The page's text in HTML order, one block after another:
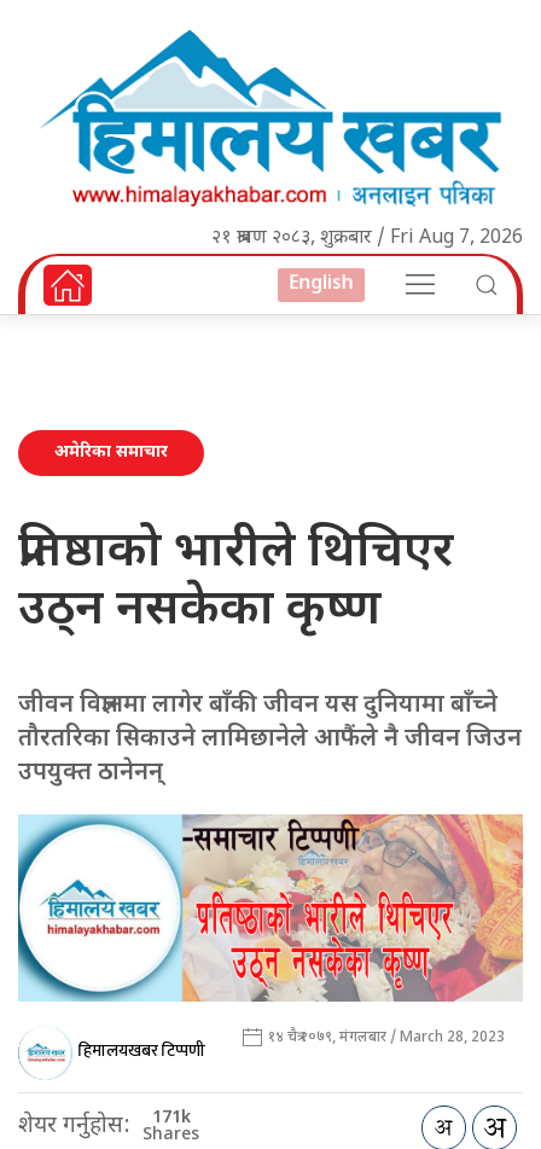
२१ श्रावण २०८३, शुक्रबार / Fri Aug 7, 2026
English
अमेरिका समाचार
प्रतिष्ठाको भारीले थिचिएर
उठ्न नसकेका कृष्ण
जीवन विज्ञानमा लागेर बाँकी जीवन यस दुनियामा बाँच्ने
तौरतरिका सिकाउने लामिछानेले आफैंले नै जीवन जिउन
उपयुक्त ठानेनन्
हिमालयखबर टिप्पणी १४ चैत्र २०७९, मंगलबार / March 28, 2023
शेयर गर्नुहोस: 171k
Shares